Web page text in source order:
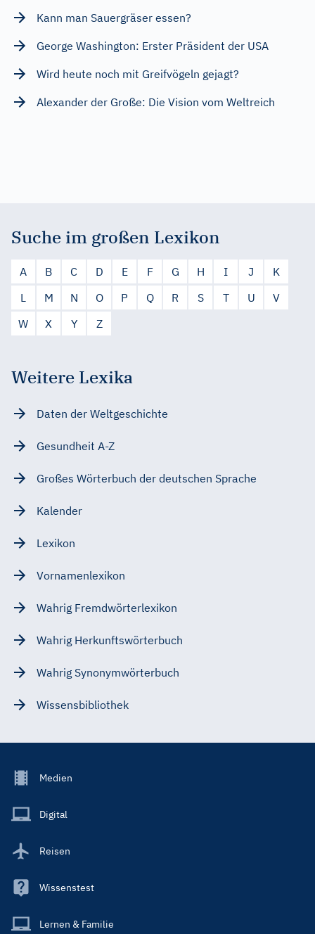
Kann man Sauergräser essen?
George Washington: Erster Präsident der USA
Wird heute noch mit Greifvögeln gejagt?
Alexander der Große: Die Vision vom Weltreich
Suche im großen Lexikon
A B C D E F G H I J
K
L
M N O P Q R S T U
V
W
X Y Z
Weitere Lexika
Daten der Weltgeschichte
Gesundheit A-Z
Großes Wörterbuch der deutschen Sprache
Kalender
Lexikon
Vornamenlexikon
Wahrig Fremdwörterlexikon
Wahrig Herkunftswörterbuch
Wahrig Synonymwörterbuch
Wissensbibliothek
Footer
Main
Medien
Digital
Reisen
Wissenstest
Lernen & Familie